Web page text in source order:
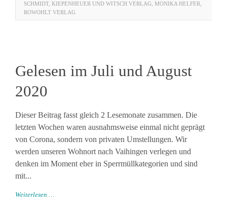
SCHMIDT, KIEPENHEUER UND WITSCH VERLAG MONIKA HELFER
ROWOHLT VERLAG
Gelesen im Juli und August
2020
Dieser Beitrag fasst gleich 2 Lesemonate zusammen. Die
letzten Wochen waren ausnahmsweise einmal nicht geprägt
von Corona, sondern von privaten Umstellungen. Wir
werden unseren Wohnort nach Vaihingen verlegen und
denken im Moment eher in Sperrmüllkategorien und sind
mit...
Weiterlesen …